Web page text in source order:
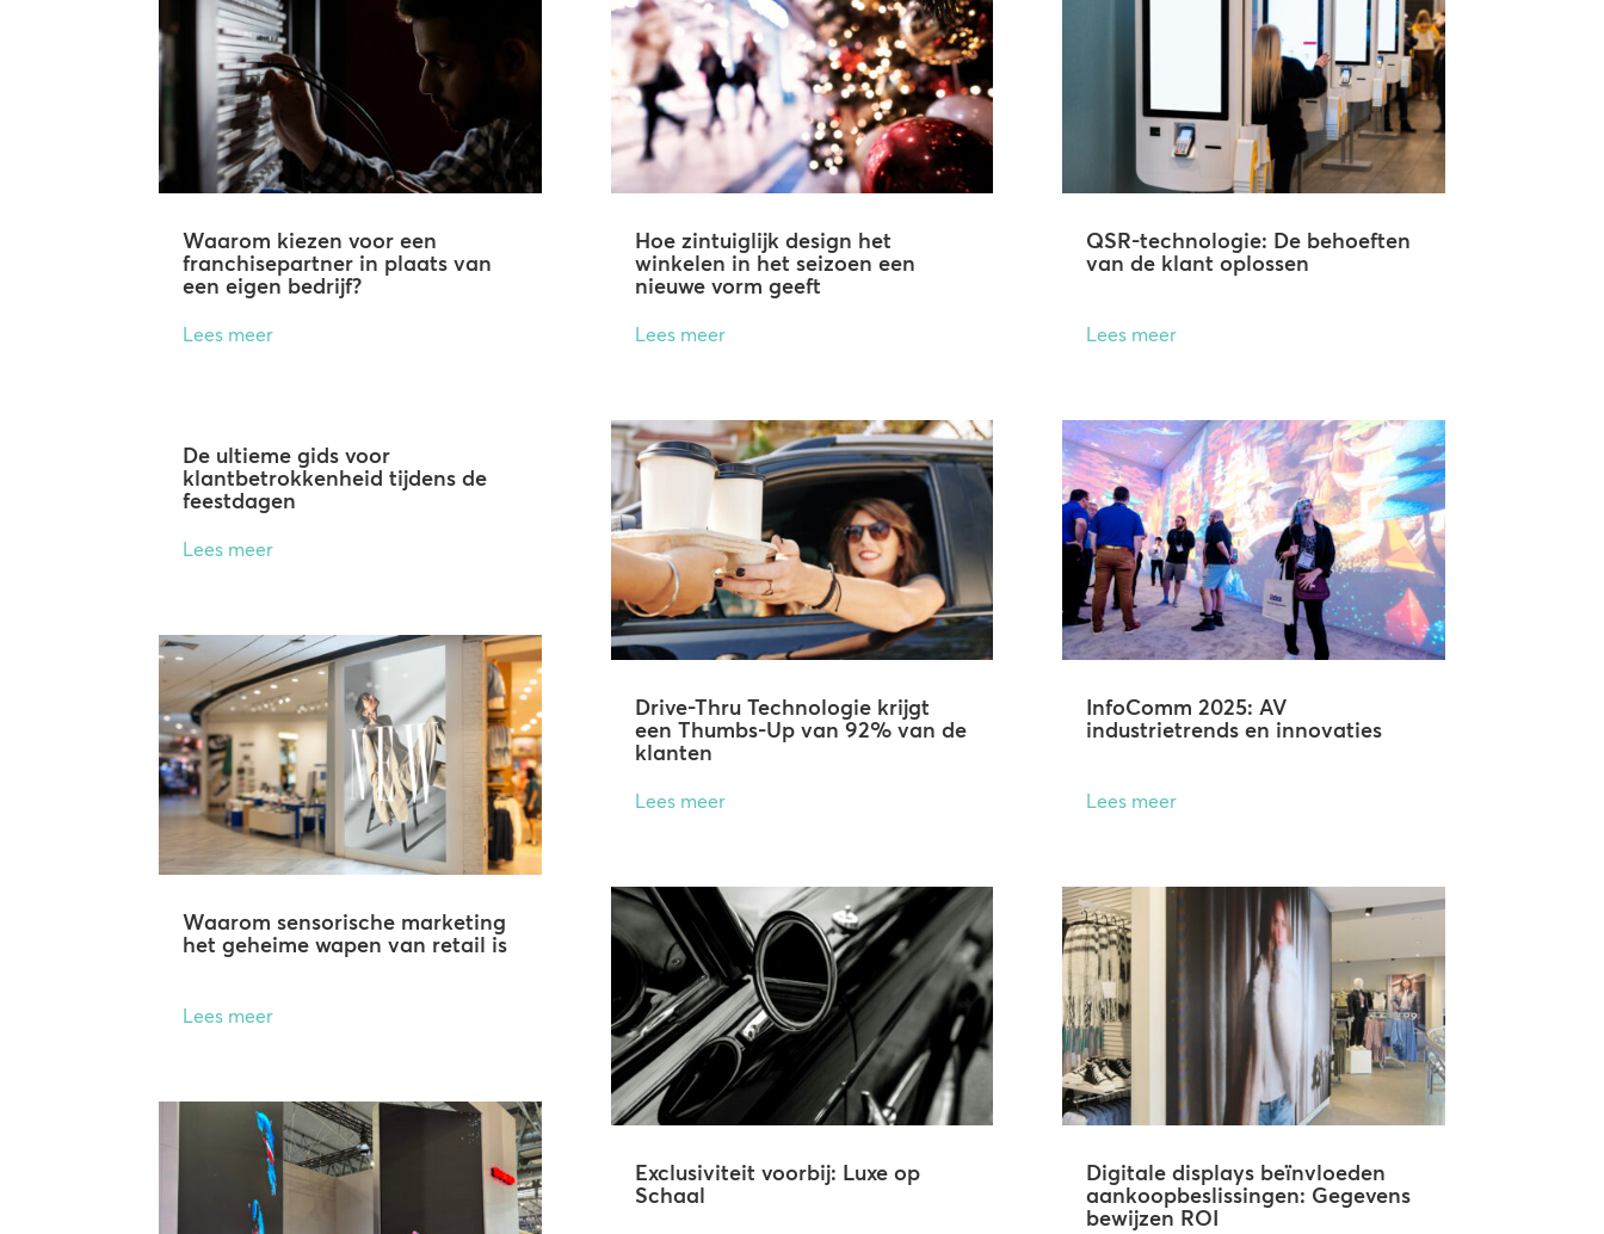
Waarom kiezen voor een
franchisepartner in plaats van
een eigen bedrijf?
Lees meer
De ultieme gids voor
klantbetrokkenheid tijdens de
feestdagen
Lees meer
Waarom sensorische marketing
het geheime wapen van retail is
Lees meer
Hoe zintuiglijk design het
winkelen in het seizoen een
nieuwe vorm geeft
Lees meer
Drive-Thru Technologie krijgt
een Thumbs-Up van 92% van de
klanten
Lees meer
Exclusiviteit voorbij: Luxe op
Schaal
QSR-technologie: De behoeften
van de klant oplossen
Lees meer
InfoComm 2025: AV
industrietrends en innovaties
Lees meer
Digitale displays beïnvloeden
aankoopbeslissingen: Gegevens
bewijzen ROI